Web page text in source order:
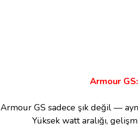
Armour GS:
Armour GS sadece şık değil —
Yüksek watt aralığı,